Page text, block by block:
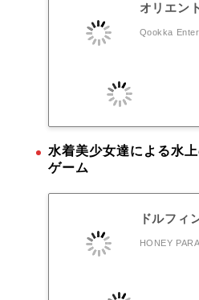
オリエン
Qookka
水着美少女達による水
ゲーム
ドルフィ
HONEY